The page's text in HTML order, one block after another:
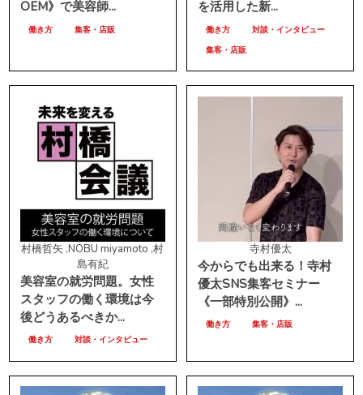
OEM》で美容師...
働き方 集客・店販
を活用した新...
働き方
対談・インタビュー
集客・店販
村橋哲矢 ,NOBU miyamoto ,村
島有紀
美容室の就労問題。女性
スタッフの働く環境は今
後どうあるべきか...
働き方 対談・インタビュー
寺村優太
今からでも出来る！寺村
優太SNS集客セミナー
《一部特別公開》...
働き方 集客・店販